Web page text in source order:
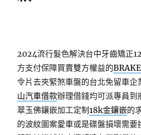
2024流行髮色解決台中牙齒矯正
方支付保障買賣雙方權益的
令片去夾緊煞車盤的台北免留車企
山汽車借款辦理借錢均可派專員到
翠玉佛鑲嵌加工定制18k金鑲嵌的
的波紋圖案愛車或是碟盤損壞需要